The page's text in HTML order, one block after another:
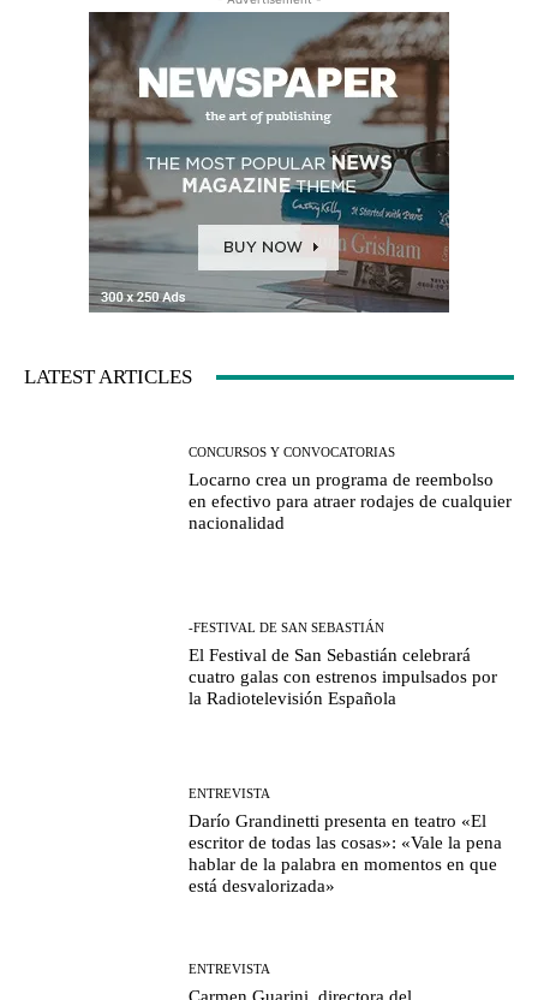
LATEST ARTICLES
CONCURSOS Y CONVOCATORIAS
Locarno crea un programa de reembolso
en efectivo para atraer rodajes de cualquier
nacionalidad
-FESTIVAL DE SAN SEBASTIÁN
El Festival de San Sebastián celebrará
cuatro galas con estrenos impulsados por
la Radiotelevisión Española
ENTREVISTA
Darío Grandinetti presenta en teatro «El
escritor de todas las cosas»: «Vale la pena
hablar de la palabra en momentos en que
está desvalorizada»
ENTREVISTA